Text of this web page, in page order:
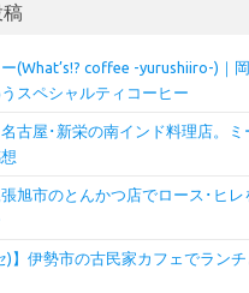
(What’s!? coffee -yurushiiro-)｜
スペシャルティコーヒー
名古屋･新栄の南インド料理店。ミ
張旭市のとんかつ店でロース･ヒレ
)】伊勢市の古民家カフェでラン